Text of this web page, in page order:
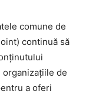
comune de
continuă să
organizațiile de
a oferi